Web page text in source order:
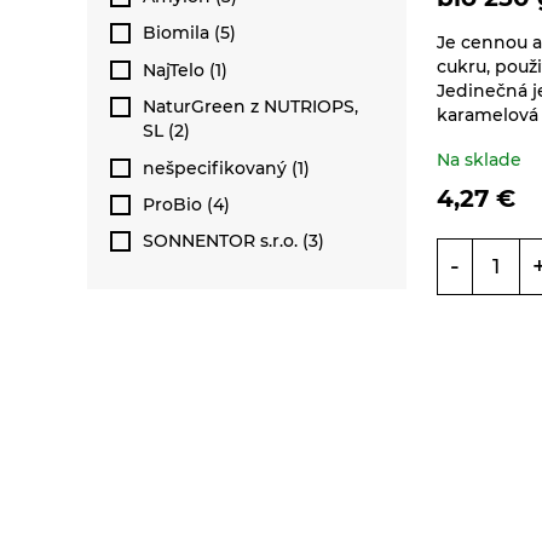
Zasa dobre - bylinné čaje
Sonnentor
Zelené, biele, čierne čaje
Sonnentor
Nápoje ZEN bez
pridaného cukru
Vína
Sirupy ovocné s
trstinovým cukrom
Včelie produkty
Sterilizovaná zelenina
Sušené ovocie a
orechy
Tyčinky a grissiny
Biomila (5)
NajTelo (1)
NaturGreen z NUTRIOPS,
SL (2)
nešpecifikovaný (1)
ProBio (4)
SONNENTOR s.r.o. (3)
Je cennou
cukru,
Jedinečná
Na sklade
4,27 €
-